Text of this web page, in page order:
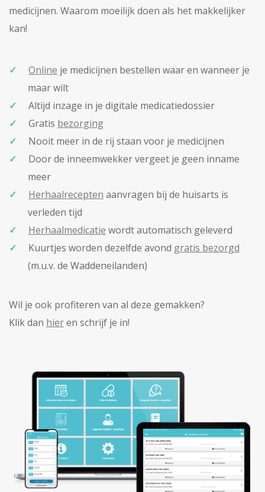
medicijnen. Waarom moeilijk doen als het makkelijker
kan!
Online je medicijnen bestellen waar en wanneer je
maar wilt
Altijd inzage in je digitale medicatiedossier
Gratis bezorging
Nooit meer in de rij staan voor je medicijnen
Door de inneemwekker vergeet je geen inname
meer
Herhaalrecepten aanvragen bij de huisarts is
verleden tijd
Herhaalmedicatie wordt automatisch geleverd
Kuurtjes worden dezelfde avond gratis bezorgd
(m.u.v. de Waddeneilanden)
Wil je ook profiteren van al deze gemakken?
Klik dan hieren schrijf je in!